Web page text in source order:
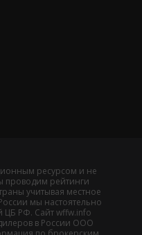
ресурсом и не
проводим рейтинги
учитывая местное
мы настоятельно
ЦБ РФ. Сайт wffw.info
в России ООО